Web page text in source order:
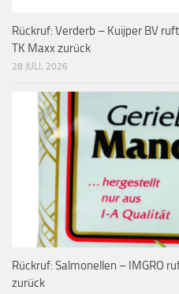
Rückruf: Verderb – Kuijper BV
TK Maxx zurück
28 JULI, 2026
Rückruf: Salmonellen – IMGRO
zurück